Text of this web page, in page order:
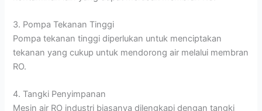
3. Pompa Tekanan Tinggi
Pompa tekanan tinggi diperlukan untuk menciptakan
tekanan yang cukup untuk mendorong air melalui membran
RO.
4. Tangki Penyimpanan
Mesin air RO industri biasanya dilengkapi dengan tangki